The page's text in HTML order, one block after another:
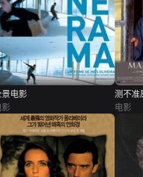
景电影
影
测不准
电影